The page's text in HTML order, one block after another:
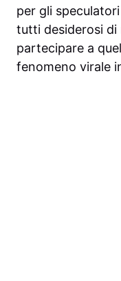
per gli
tutti desiderosi di
partecipare a
fenomeno virale